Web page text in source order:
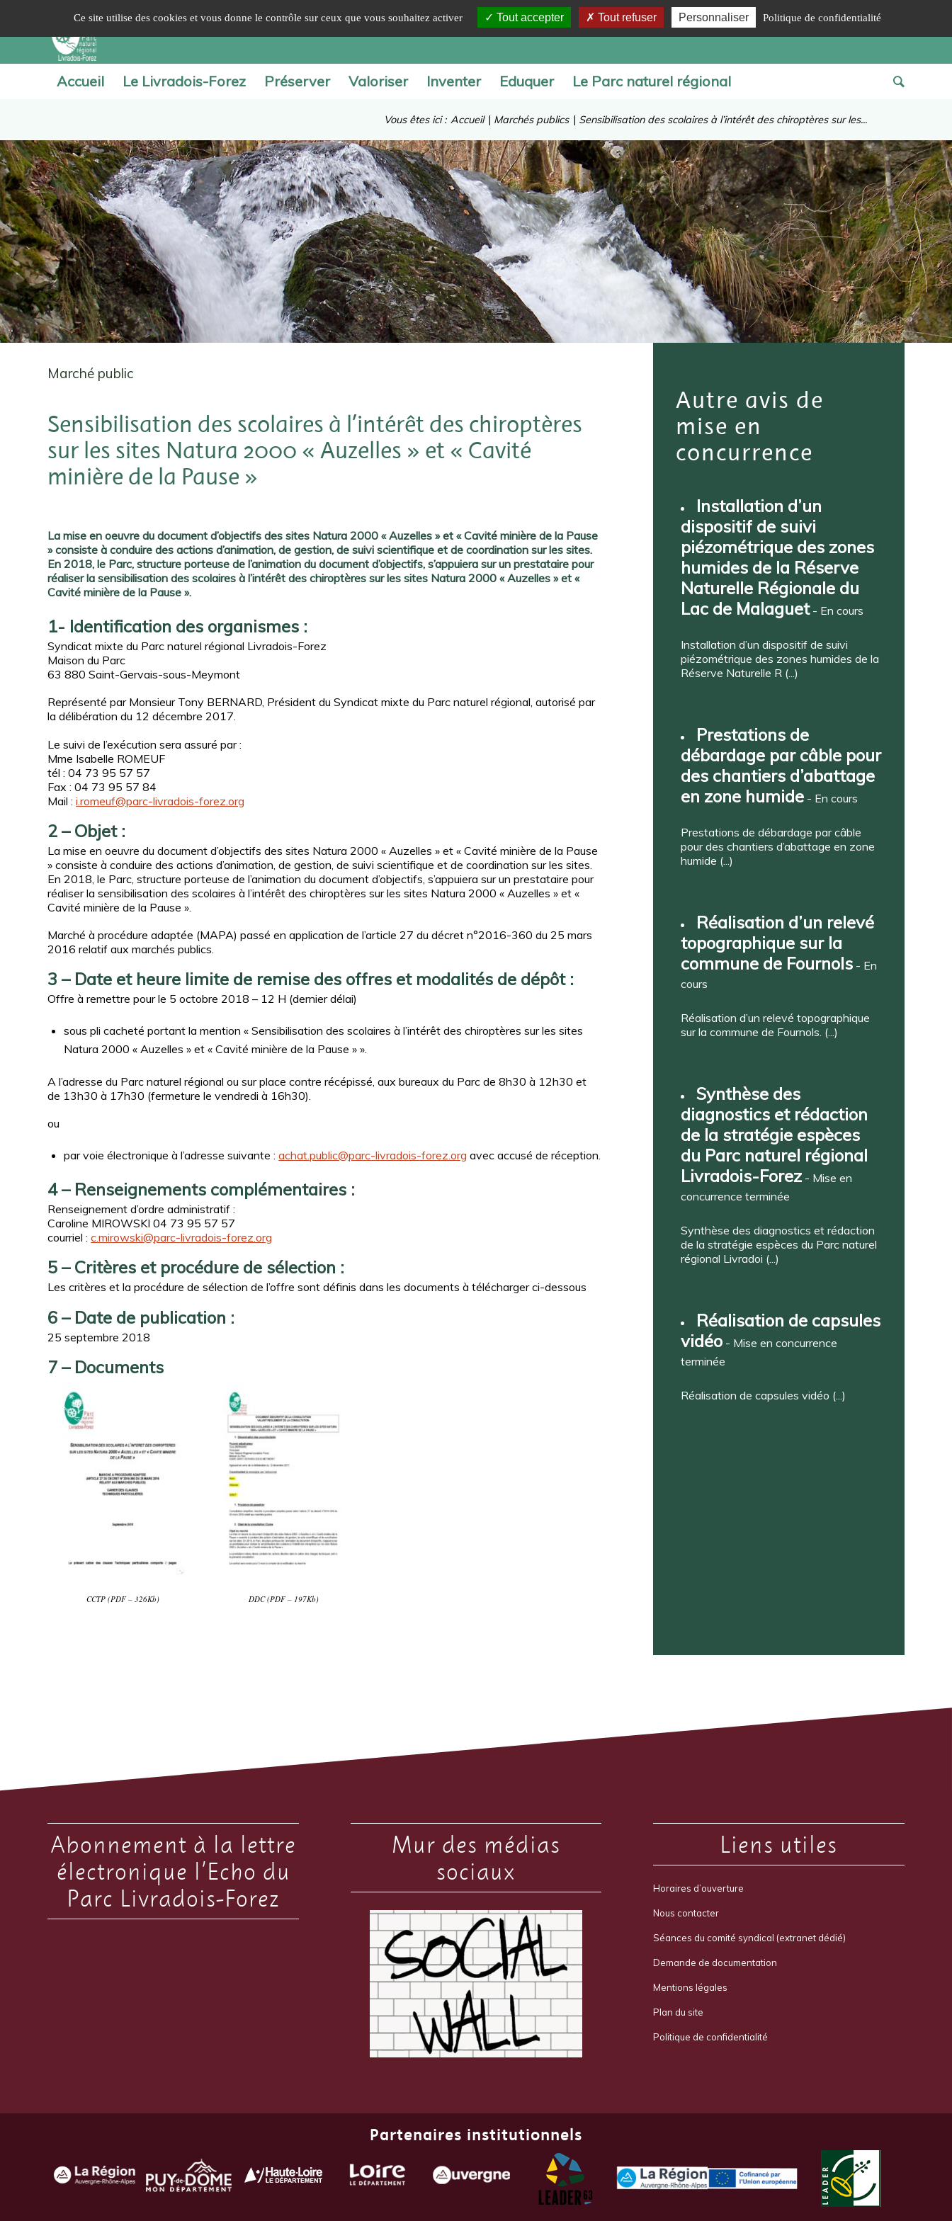
Accueil Le Livradois-Forez Préserver Valoriser Inventer Eduquer Le Parc naturel régional
Vous êtes ici : Accueil | Marchés publics | Sensibilisation des scolaires à l’intérêt des chiroptères sur les...
Marché public
Sensibilisation des scolaires à l’intérêt des chiroptères
sur les sites Natura 2000 « Auzelles » et « Cavité
minière de la Pause »
La mise en oeuvre du document d’objectifs des sites Natura 2000 « Auzelles » et « Cavité minière de la Pause
» consiste à conduire des actions d’animation, de gestion, de suivi scientifique et de coordination sur les sites.
En 2018, le Parc, structure porteuse de l’animation du document d’objectifs, s’appuiera sur un prestataire pour
réaliser la sensibilisation des scolaires à l’intérêt des chiroptères sur les sites Natura 2000 « Auzelles » et «
Cavité minière de la Pause ».
1- Identification des organismes :
Syndicat mixte du Parc naturel régional Livradois-Forez
Maison du Parc
63 880 Saint-Gervais-sous-Meymont
Représenté par Monsieur Tony BERNARD, Président du Syndicat mixte du Parc naturel régional, autorisé par
la délibération du 12 décembre 2017.
Le suivi de l’exécution sera assuré par :
Mme Isabelle ROMEUF
tél : 04 73 95 57 57
Fax : 04 73 95 57 84
Mail :i.romeuf@parc-livradois-forez.org
2 – Objet :
La mise en oeuvre du document d’objectifs des sites Natura 2000 « Auzelles » et « Cavité minière de la Pause
» consiste à conduire des actions d’animation, de gestion, de suivi scientifique et de coordination sur les sites.
En 2018, le Parc, structure porteuse de l’animation du document d’objectifs, s’appuiera sur un prestataire pour
réaliser la sensibilisation des scolaires à l’intérêt des chiroptères sur les sites Natura 2000 « Auzelles » et «
Cavité minière de la Pause ».
Marché à procédure adaptée (MAPA) passé en application de l’article 27 du décret n°2016-360 du 25 mars
2016 relatif aux marchés publics.
3 – Date et heure limite de remise des offres et modalités de dépôt :
Offre à remettre pour le 5 octobre 2018 – 12 H (dernier délai)
sous pli cacheté portant la mention « Sensibilisation des scolaires à l’intérêt des chiroptères sur les sites
Natura 2000 « Auzelles » et « Cavité minière de la Pause » ».
A l’adresse du Parc naturel régional ou sur place contre récépissé, aux bureaux du Parc de 8h30 à 12h30 et
de 13h30 à 17h30 (fermeture le vendredi à 16h30).
ou
par voie électronique à l’adresse suivante :achat.public@parc-livradois-forez.org avec accusé de réception.
4 – Renseignements complémentaires :
Renseignement d’ordre administratif :
Caroline MIROWSKI 04 73 95 57 57
courriel :c.mirowski@parc-livradois-forez.org
5 – Critères et procédure de sélection :
Les critères et la procédure de sélection de l’offre sont définis dans les documents à télécharger ci-dessous
6 – Date de publication :
25 septembre 2018
7 – Documents
CCTP (PDF – 326Kb) DDC (PDF – 197Kb)
Autre avis de
mise en
concurrence
Installation d’un
dispositif de suivi
piézométrique des zones
humides de la Réserve
Naturelle Régionale du
Lac de Malaguet- En cours
Installation d’un dispositif de suivi
piézométrique des zones humides de la
Réserve Naturelle R (...)
Prestations de
débardage par câble pour
des chantiers d’abattage
en zone humide- En cours
Prestations de débardage par câble
pour des chantiers d’abattage en zone
humide (...)
Réalisation d’un relevé
topographique sur la
commune de Fournols- En
cours
Réalisation d’un relevé topographique
sur la commune de Fournols. (...)
Synthèse des
diagnostics et rédaction
de la stratégie espèces
du Parc naturel régional
Livradois-Forez- Mise en
concurrence terminée
Synthèse des diagnostics et rédaction
de la stratégie espèces du Parc naturel
régional Livradoi (...)
Réalisation de capsules
vidéo- Mise en concurrence
terminée
Réalisation de capsules vidéo (...)
Abonnement à la lettre
électronique l’Echo du
Parc Livradois-Forez
Mur des médias
sociaux
Liens utiles
Horaires d’ouverture
Nous contacter
Séances du comité syndical (extranet dédié)
Demande de documentation
Mentions légales
Plan du site
Politique de confidentialité
Partenaires institutionnels
Ce site utilise des cookies et vous donne le contrôle sur ceux que vous souhaitez activer Tout accepter Tout refuser Personnaliser Politique de confidentialité